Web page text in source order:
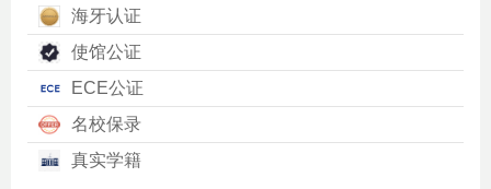
海牙认证
使馆公证
ECE公证
名校保录
真实学籍